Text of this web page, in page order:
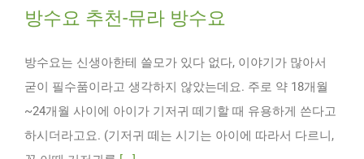
방수요 추천-뮤라 방수요
방수요는 신생아한테 쓸모가 있다 없다, 이야기가 많아서
굳이 필수품이라고 생각하지 않았는데요. 주로 약 18개월
~24개월 사이에 아이가 기저귀 떼기할 때 유용하게 쓴다고
하시더라고요. (기저귀 떼는 시기는 아이에 따라서 다르니,